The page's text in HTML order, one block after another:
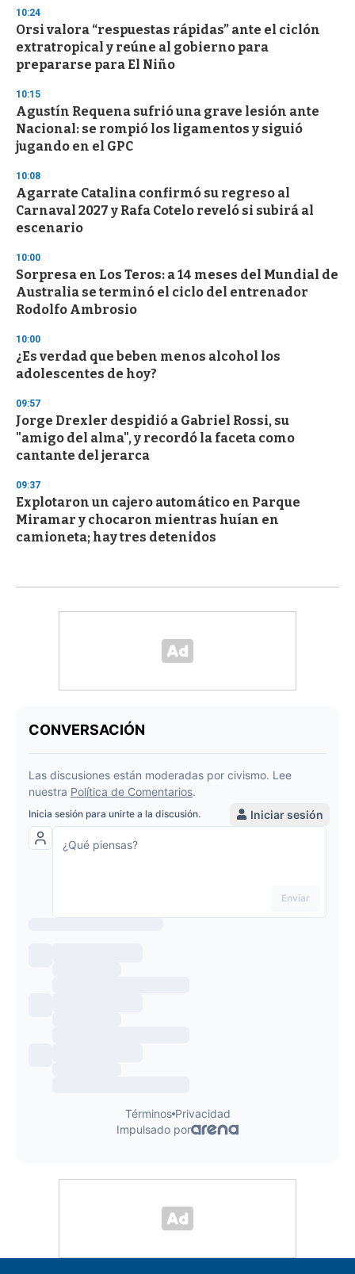
s
e
c
o
n
d
10:24
Orsi valora “respuestas rápidas” ante el ciclón
extratropical y reúne al gobierno para
prepararse para El Niño
10:15
Agustín Requena sufrió una grave lesión ante
Nacional: se rompió los ligamentos y siguió
jugando en el GPC
10:08
Agarrate Catalina confirmó su regreso al
Carnaval 2027 y Rafa Cotelo reveló si subirá al
escenario
10:00
Sorpresa en Los Teros: a 14 meses del Mundial de
Australia se terminó el ciclo del entrenador
Rodolfo Ambrosio
10:00
¿Es verdad que beben menos alcohol los
adolescentes de hoy?
09:57
Jorge Drexler despidió a Gabriel Rossi, su
"amigo del alma", y recordó la faceta como
cantante del jerarca
09:37
Explotaron un cajero automático en Parque
Miramar y chocaron mientras huían en
camioneta; hay tres detenidos